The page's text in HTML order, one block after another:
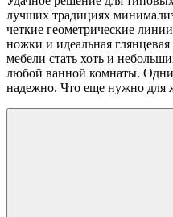
лучших традициях
четкие геометрические
ножки и идеальная
мебели стать хоть и
любой ванной комнаты.
надежно. Что еще нужно для